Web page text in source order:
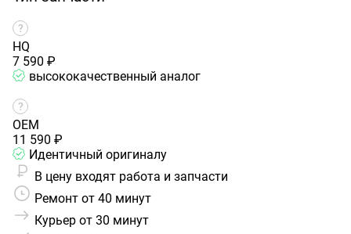
HQ
7 590 ₽
высококачественный аналог
OEM
11 590 ₽
Идентичный оригиналу
В цену входят работа и запчасти
Ремонт от 40 минут
Курьер от 30 минут